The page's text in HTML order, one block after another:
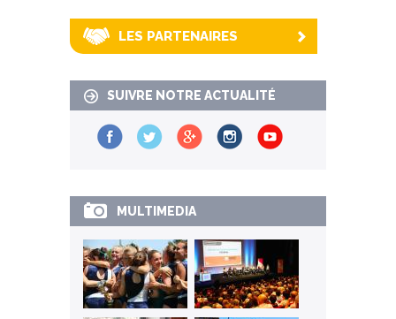
LES PARTENAIRES
SUIVRE NOTRE ACTUALITÉ
MULTIMEDIA